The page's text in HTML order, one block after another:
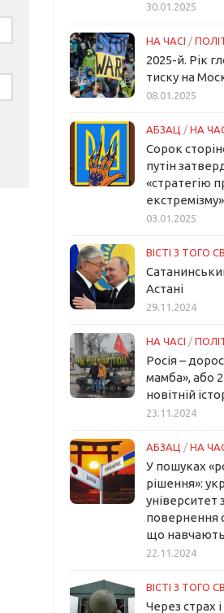
30.01.2025
НА ЧАСІ /
2025-й. Рік
тиску на
08.01.2025
АБЗАЦ / НА
Сорок
путін
«стратегію
екстремізму»
03.01.2025
ВІСТІ З ТОГО
Астані
29.11.2024
НА ЧАСІ /
Росія –
мамба», або
новітній
23.11.2024
АБЗАЦ / НА
У пошуках
рішення»:
університет
повернення
що
22.11.2024
ВІСТІ З ТОГО
Через страх